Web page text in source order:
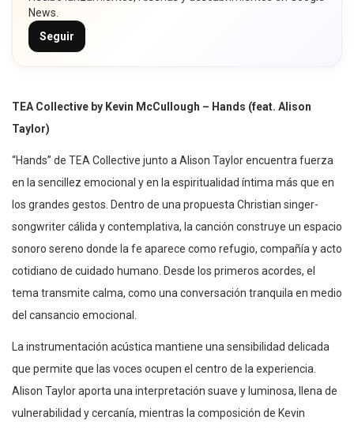
News.
Seguir
TEA Collective by Kevin McCullough – Hands (feat. Alison
Taylor)
“Hands” de TEA Collective junto a Alison Taylor encuentra fuerza
en la sencillez emocional y en la espiritualidad íntima más que en
los grandes gestos. Dentro de una propuesta Christian singer-
songwriter cálida y contemplativa, la canción construye un espacio
sonoro sereno donde la fe aparece como refugio, compañía y acto
cotidiano de cuidado humano. Desde los primeros acordes, el
tema transmite calma, como una conversación tranquila en medio
del cansancio emocional.
La instrumentación acústica mantiene una sensibilidad delicada
que permite que las voces ocupen el centro de la experiencia.
Alison Taylor aporta una interpretación suave y luminosa, llena de
vulnerabilidad y cercanía, mientras la composición de Kevin